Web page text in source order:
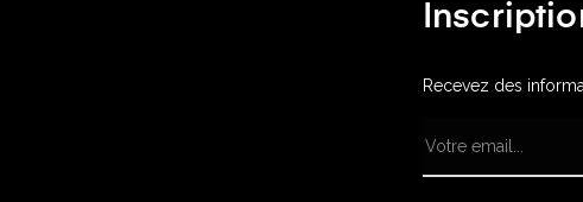
Recevez des